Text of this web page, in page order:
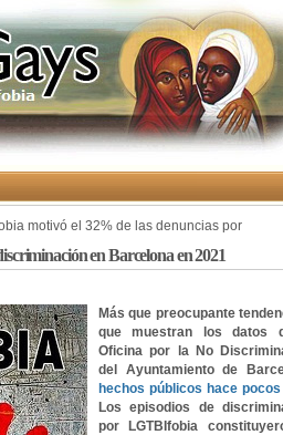
motivó el 32% de las denuncias por
en Barcelona en 2021
Más que preocupante
que muestran los datos
Oficina por la No
del Ayuntamiento de
hechos públicos hace
Los episodios de
por LGTBIfobia